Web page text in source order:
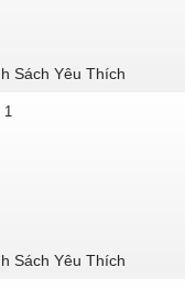
Sách Yêu Thích
1
Sách Yêu Thích